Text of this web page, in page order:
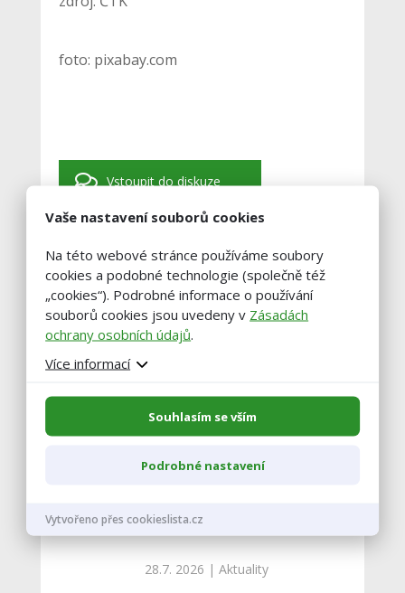
foto: pixabay.com
Vstoupit do diskuze
Podobné články
Zemědělci na jihu Čech snižují
stavy skotu, kvůli suchu
nemají krmivo
www.agropress.cz
pomocníka při chovu stád
28.7. 2026 | Aktuality
Vaše nastavení souborů cookies
Na této webové stránce používáme soubory
cookies a podobné technologie (společně též
„cookies“). Podrobné informace o používání
souborů cookies jsou uvedeny v Zásadách
ochrany osobních údajů.
Více informací
Souhlasím se vším
Podrobné nastavení
Vytvořeno přes cookieslista.cz